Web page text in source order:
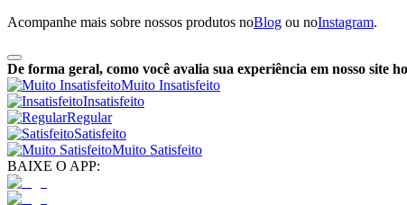
Acompanhe mais sobre nossos produtos noBlog ou noInstagram.
De forma geral, como você avalia sua experiência em nosso site
Muito Insatisfeito
Insatisfeito
Regular
Satisfeito
Muito Satisfeito
BAIXE O APP: